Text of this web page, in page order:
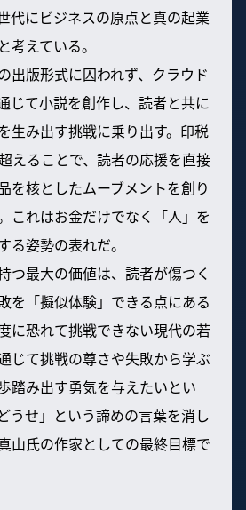
代にビジネスの原点と真の起業
考えている。
出版形式に囚われず、クラウド
じて小説を創作し、読者と共に
生み出す挑戦に乗り出す。印税
えることで、読者の応援を直接
を核としたムーブメントを創り
これはお金だけでなく「人」を
る姿勢の表れだ。
つ最大の価値は、読者が傷つく
を「擬似体験」できる点にある
に恐れて挑戦できない現代の若
じて挑戦の尊さや失敗から学ぶ
踏み出す勇気を与えたいとい
うせ」という諦めの言葉を消し
山氏の作家としての最終目標で